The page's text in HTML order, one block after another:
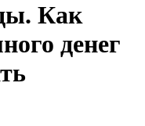
Как
денег